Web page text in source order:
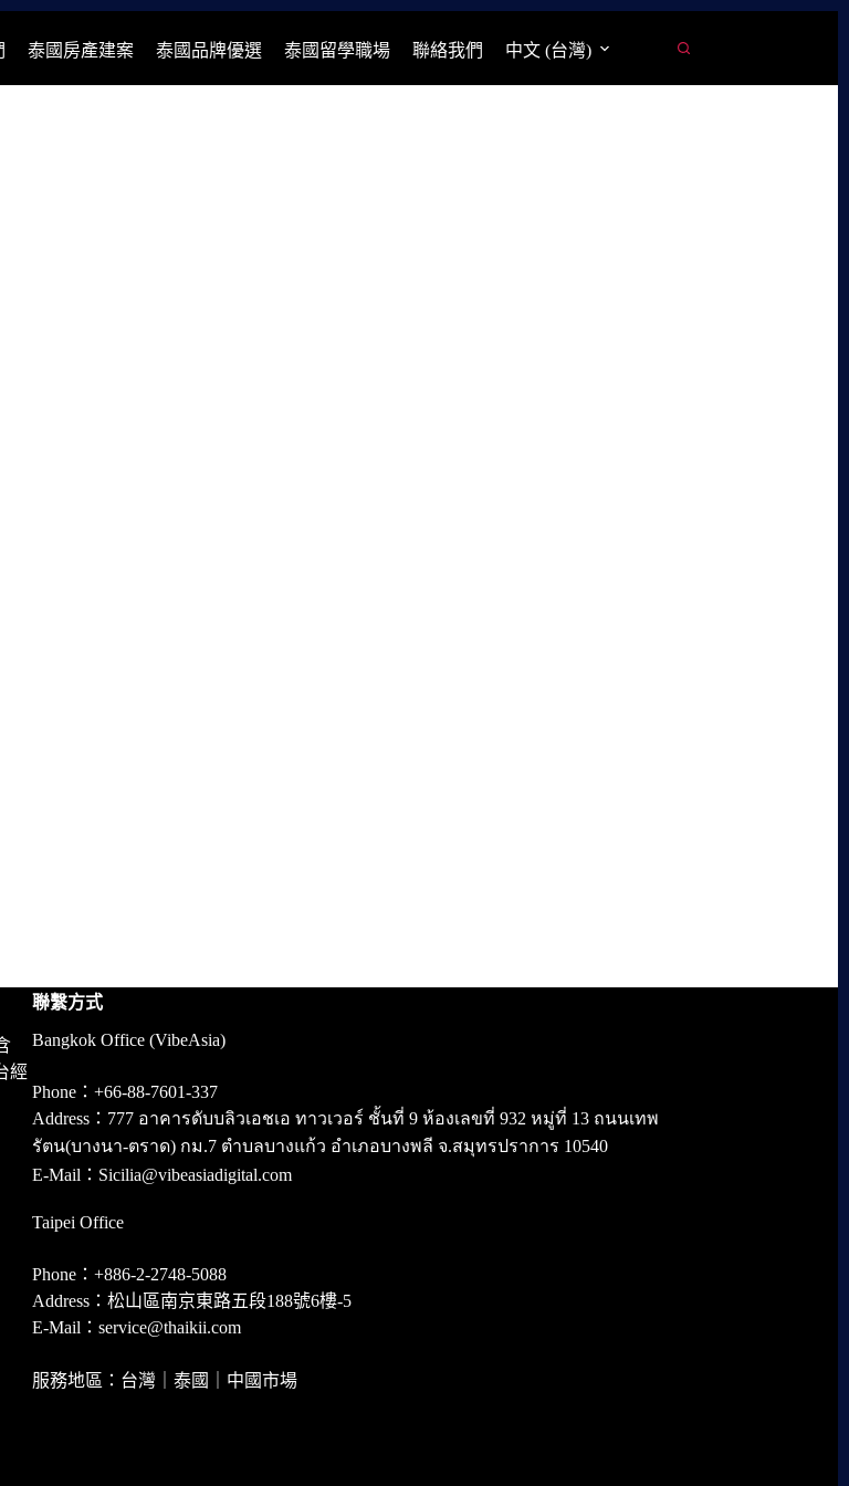
泰國房產建案 泰國品牌優選 泰國留學職場 聯絡我們 中文 (台灣)
經
聯繫方式
Bangkok Office (VibeAsia)
Phone：+66-88-7601-337
Address：777 อาคารดับบลิวเอชเอ ทาวเวอร์ ชั้นที่ 9 ห้องเลขที่ 932 หมู่ที่ 13 ถนนเทพ
รัตน(บางนา-ตราด) กม.7 ตำบลบางแก้ว อำเภอบางพลี จ.สมุทรปราการ 10540
E-Mail：Sicilia@vibeasiadigital.com
Taipei Office
Phone：+886-2-2748-5088
Address：松山區南京東路五段188號6樓-5
E-Mail：service@thaikii.com
服務地區：台灣｜泰國｜中國市場